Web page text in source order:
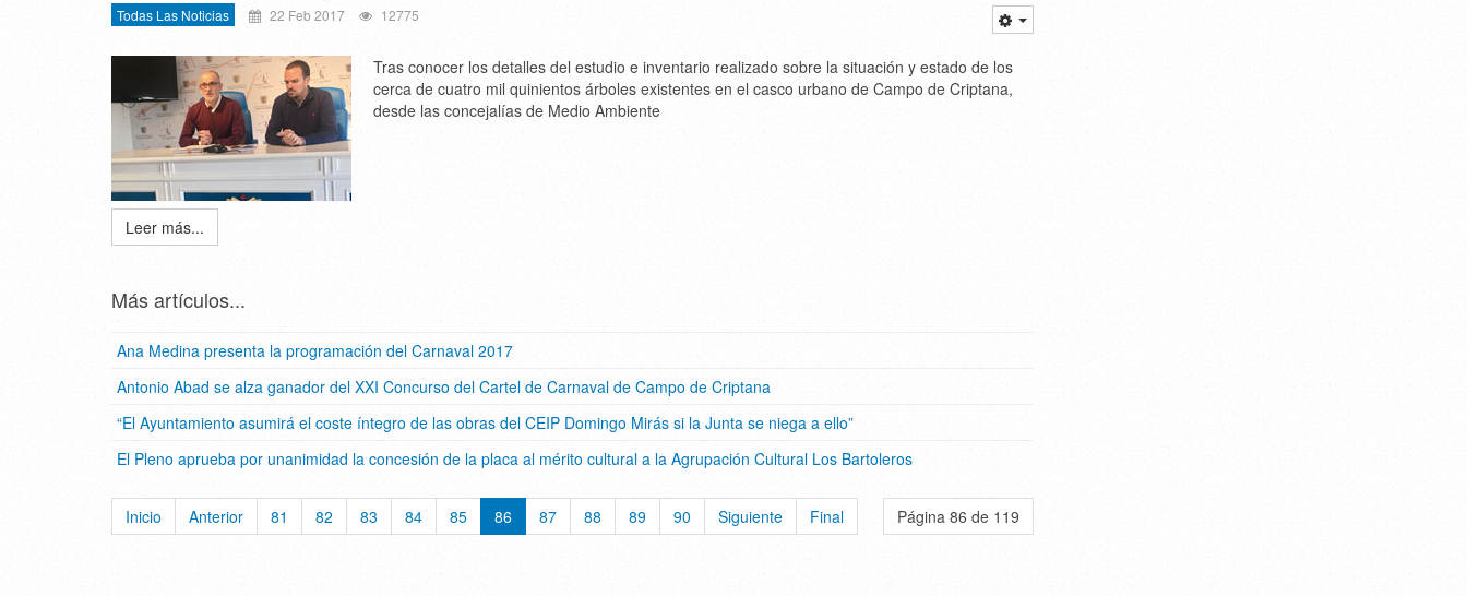
Todas Las Noticias 22 Feb 2017 12775
Tras conocer los detalles del estudio e inventario realizado sobre la situación y estado de los
cerca de cuatro mil quinientos árboles existentes en el casco urbano de Campo de Criptana,
desde las concejalías de Medio Ambiente
Leer más...
Más artículos...
Ana Medina presenta la programación del Carnaval 2017
Antonio Abad se alza ganador del XXI Concurso del Cartel de Carnaval de Campo de Criptana
“El Ayuntamiento asumirá el coste íntegro de las obras del CEIP Domingo Mirás si la Junta se niega a ello”
El Pleno aprueba por unanimidad la concesión de la placa al mérito cultural a la Agrupación Cultural Los Bartoleros
Página 86 de 119
Inicio Anterior 81 82 83 84 85 86 87 88 89 90 Siguiente Final